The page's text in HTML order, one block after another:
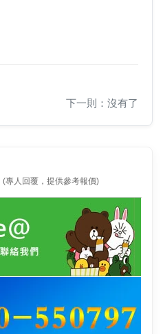
下一則：沒有了
(專人回覆，提供參考報價)